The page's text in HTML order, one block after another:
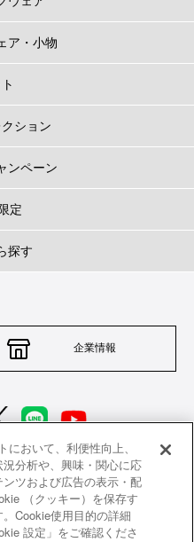
ア・小物
ション
ンペーン
定
探す
企業情報
特定商取引法に基づく表示
個人情報保護方針
において、利便性向上、
分析や、興味・関心に応
ツおよび広告の表示・配
（クッキー）を保存す
Cookie使用目的の詳細
設定」をご確認くださ